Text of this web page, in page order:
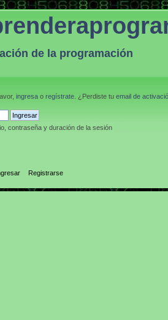
de la programación
ingresa o regístrate . ¿Perdiste tu email de
contraseña y duración de la sesión
Registrarse